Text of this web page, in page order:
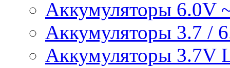
Аккумуляторы 6.0V
Аккумуляторы 3.7 /
Аккумуляторы 3.7V